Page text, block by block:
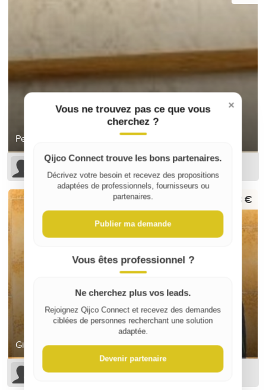
Pelle ronde
Nicolas CONTRI
Gilet de travail multipoches
18 €
Nicolas CONTRI
×
Vous ne trouvez pas ce que vous
cherchez ?
Qijco Connect trouve les bons partenaires.
Décrivez votre besoin et recevez des propositions
adaptées de professionnels, fournisseurs ou
partenaires.
Publier ma demande
Vous êtes professionnel ?
Ne cherchez plus vos leads.
Rejoignez Qijco Connect et recevez des demandes
ciblées de personnes recherchant une solution
adaptée.
Devenir partenaire